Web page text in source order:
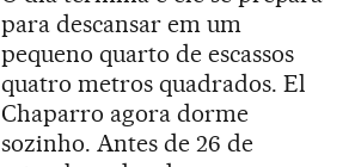
para descansar em um
pequeno quarto de escassos
quatro metros quadrados. El
Chaparro agora dorme
sozinho. Antes de 26 de